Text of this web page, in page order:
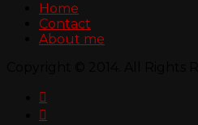
Home
Contact
About me

